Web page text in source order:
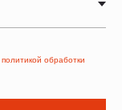
политикой обработки